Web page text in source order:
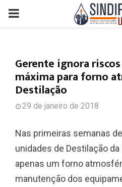
PRIMARY
Gerente ignora
máxima para forno
Destilação
29 de janeiro de 2018
Nas primeiras semanas
unidades de Destilação
apenas um forno
manutenção dos